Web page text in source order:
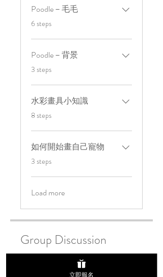
Poodle－毛毛
.6 steps
Poodle－背景
.3 steps
水彩畫具小知識
.8 steps
如何開始畫自己寵物
.3 steps
Load more
Group Discussion
This program is connected to a group.
立即報名